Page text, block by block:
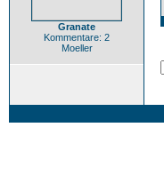
Granate
Kommentare: 2
Moeller